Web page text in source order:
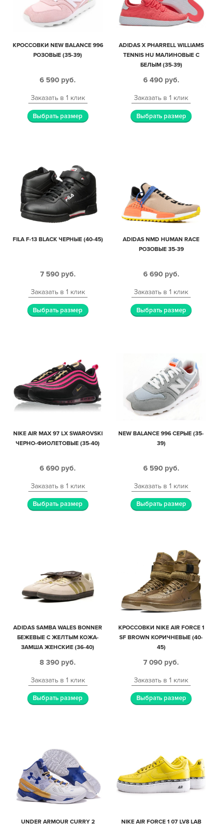
КРОССОВКИ NEW BALANCE 996
РОЗОВЫЕ (35-39)
6 590 руб.
Заказать в 1 клик
Выбрать размер
ADIDAS X PHARRELL WILLIAMS
TENNIS HU МАЛИНОВЫЕ С
БЕЛЫМ (35-39)
6 490 руб.
Заказать в 1 клик
Выбрать размер
FILA F-13 BLACK ЧЕРНЫЕ (40-45)
7 590 руб.
Заказать в 1 клик
Выбрать размер
ADIDAS NMD HUMAN RACE
РОЗОВЫЕ 35-39
6 690 руб.
Заказать в 1 клик
Выбрать размер
NIKE AIR MAX 97 LX SWAROVSKI
ЧЕРНО-ФИОЛЕТОВЫЕ (35-40)
6 690 руб.
Заказать в 1 клик
Выбрать размер
NEW BALANCE 996 СЕРЫЕ (35-
39)
6 590 руб.
Заказать в 1 клик
Выбрать размер
ADIDAS SAMBA WALES BONNER
БЕЖЕВЫЕ С ЖЕЛТЫМ КОЖА-
ЗАМША ЖЕНСКИЕ (36-40)
8 390 руб.
Заказать в 1 клик
Выбрать размер
КРОССОВКИ NIKE AIR FORCE 1
SF BROWN КОРИЧНЕВЫЕ (40-
45)
7 090 руб.
Заказать в 1 клик
Выбрать размер
UNDER ARMOUR CURRY 2
NIKE AIR FORCE 1 07 LV8 LAB